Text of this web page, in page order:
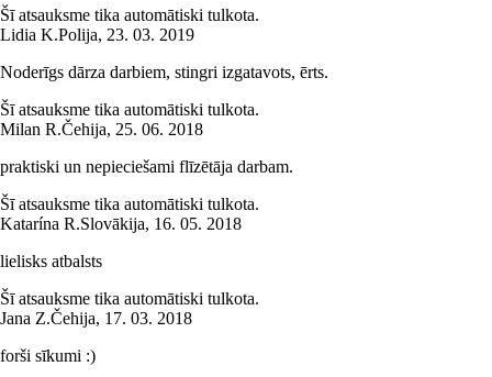
Šī atsauksme tika automātiski tulkota.
Lidia K.Polija, 23. 03. 2019
Noderīgs dārza darbiem, stingri izgatavots, ērts.
Šī atsauksme tika automātiski tulkota.
Milan R.Čehija, 25. 06. 2018
praktiski un nepieciešami flīzētāja darbam.
Šī atsauksme tika automātiski tulkota.
Katarína R.Slovākija, 16. 05. 2018
lielisks atbalsts
Šī atsauksme tika automātiski tulkota.
Jana Z.Čehija, 17. 03. 2018
forši sīkumi :)